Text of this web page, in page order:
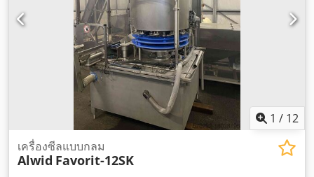
1 / 12
เครื่องซีลแบบกลม
Alwid Favorit-12SK